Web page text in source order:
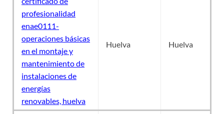
profesionalidad
enae0111-
operaciones básicas
en el montaje y
mantenimiento de
instalaciones de
energías
renovables, huelva
Huelva Huelva